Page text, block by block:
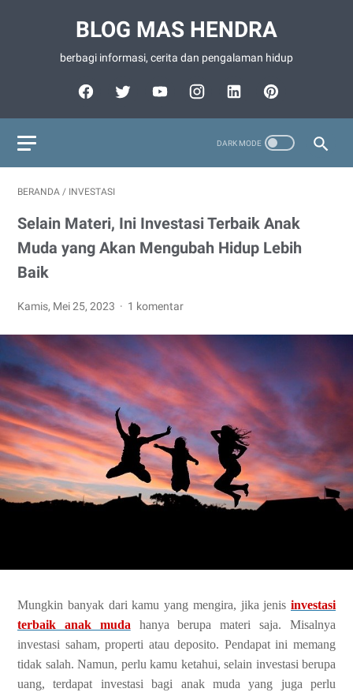
BLOG MAS HENDRA
berbagi informasi, cerita dan pengalaman hidup
BERANDA / INVESTASI
Selain Materi, Ini Investasi Terbaik Anak
Muda yang Akan Mengubah Hidup Lebih
Baik
Kamis, Mei 25, 2023 1 komentar
Mungkin banyak dari kamu yang mengira, jika jenis investasi
terbaik anak muda hanya berupa materi saja. Misalnya
investasi saham, properti atau deposito. Pendapat ini memang
tidak salah. Namun, perlu kamu ketahui, selain investasi berupa
uang, terdapat investasi bagi anak muda yang juga perlu